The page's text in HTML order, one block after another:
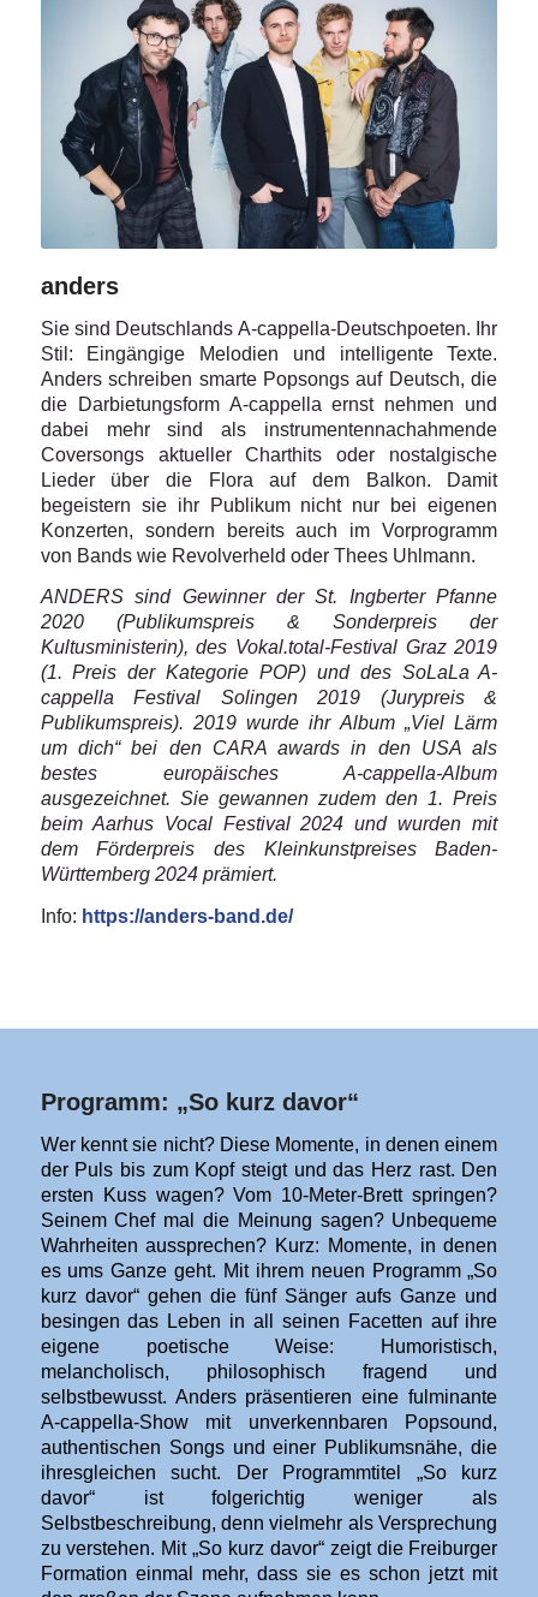
anders
Sie sind Deutschlands A-cappella-Deutschpoeten. Ihr
Stil: Eingängige Melodien und intelligente Texte.
Anders schreiben smarte Popsongs auf Deutsch, die
die Darbietungsform A-cappella ernst nehmen und
dabei mehr sind als instrumentennachahmende
Coversongs aktueller Charthits oder nostalgische
Lieder über die Flora auf dem Balkon. Damit
begeistern sie ihr Publikum nicht nur bei eigenen
Konzerten, sondern bereits auch im Vorprogramm
von Bands wie Revolverheld oder Thees Uhlmann.
ANDERS sind Gewinner der St. Ingberter Pfanne
2020 (Publikumspreis & Sonderpreis der
Kultusministerin), des Vokal.total-Festival Graz 2019
(1. Preis der Kategorie POP) und des SoLaLa A-
cappella Festival Solingen 2019 (Jurypreis &
Publikumspreis). 2019 wurde ihr Album „Viel Lärm
um dich“ bei den CARA awards in den USA als
bestes europäisches A-cappella-Album
ausgezeichnet. Sie gewannen zudem den 1. Preis
beim Aarhus Vocal Festival 2024 und wurden mit
dem Förderpreis des Kleinkunstpreises Baden-
Württemberg 2024 prämiert.
Info: https://anders-band.de/
Programm: „So kurz davor“
Wer kennt sie nicht? Diese Momente, in denen einem
der Puls bis zum Kopf steigt und das Herz rast. Den
ersten Kuss wagen? Vom 10-Meter-Brett springen?
Seinem Chef mal die Meinung sagen? Unbequeme
Wahrheiten aussprechen? Kurz: Momente, in denen
es ums Ganze geht. Mit ihrem neuen Programm „So
kurz davor“ gehen die fünf Sänger aufs Ganze und
besingen das Leben in all seinen Facetten auf ihre
eigene poetische Weise: Humoristisch,
melancholisch, philosophisch fragend und
selbstbewusst. Anders präsentieren eine fulminante
A-cappella-Show mit unverkennbaren Popsound,
authentischen Songs und einer Publikumsnähe, die
ihresgleichen sucht. Der Programmtitel „So kurz
davor“ ist folgerichtig weniger als
Selbstbeschreibung, denn vielmehr als Versprechung
zu verstehen. Mit „So kurz davor“ zeigt die Freiburger
Formation einmal mehr, dass sie es schon jetzt mit